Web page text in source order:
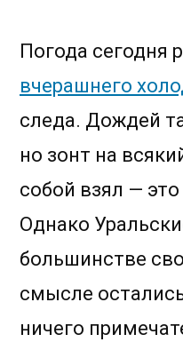
Погода сегодня
вчерашнего
следа. Дождей
но зонт на
собой взял —
Однако
большинстве
смысле
ничего